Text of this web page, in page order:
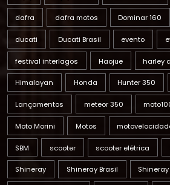
dafra dafra motos Dominar 160
ducati Ducati Brasil evento
festival interlagos Haojue harley
Himalayan Honda Hunter 350
Lançamentos meteor 350
Moto Morini Motos
SBM scooter scooter elétrica
Shineray Shineray Brasil
Shineray linha SBM Speed 400